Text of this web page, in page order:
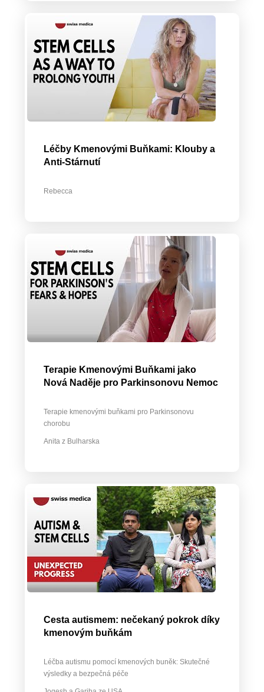
Léčby Kmenovými Buňkami: Klouby a
Anti-Stárnutí
Rebecca
Terapie Kmenovými Buňkami jako
Nová Naděje pro Parkinsonovu Nemoc
Terapie kmenovými buňkami pro Parkinsonovu
chorobu
Anita z Bulharska
Cesta autismem: nečekaný pokrok díky
kmenovým buňkám
Léčba autismu pomocí kmenových buněk: Skutečné
výsledky a bezpečná péče